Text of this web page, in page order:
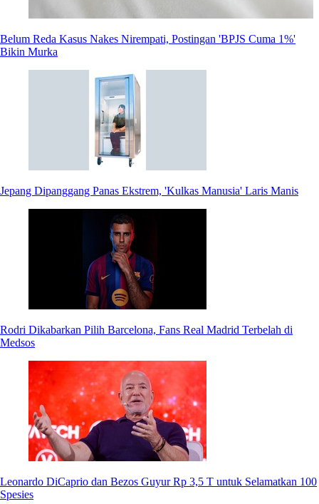
Belum Reda Kasus Nakes Nirempati, Postingan 'BPJS Cuma 1%'
Bikin Murka
Jepang Dipanggang Panas Ekstrem, 'Kulkas Manusia' Laris Manis
Rodri Dikabarkan Pilih Barcelona, Fans Real Madrid Terbelah di
Medsos
Leonardo DiCaprio dan Bezos Guyur Rp 3,5 T untuk Selamatkan 100
Spesies